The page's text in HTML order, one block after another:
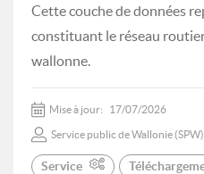
Cette couche de données
constituant le réseau
wallonne.
Mise à jour: 17/07/2026
Service public de Wallonie (SPW)
Service